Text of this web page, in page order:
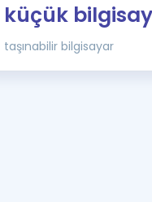
küçük
taşınabilir bilgisayar